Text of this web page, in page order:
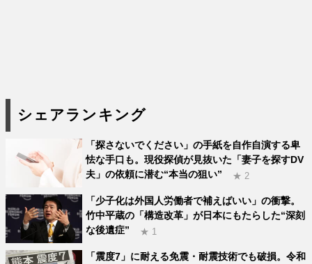
シェアランキング
「探さないでください」の手紙を自作自演する卑
怯な手口も。現役探偵が見抜いた「妻子を探すDV
夫」の依頼に潜む“本当の狙い”
★ 2
「少子化は外国人労働者で補えばいい」の衝撃。
竹中平蔵の「構造改革」が日本にもたらした“深刻
な後遺症”
★ 1
「震度7」に耐える免震・耐震技術でも破損。令和